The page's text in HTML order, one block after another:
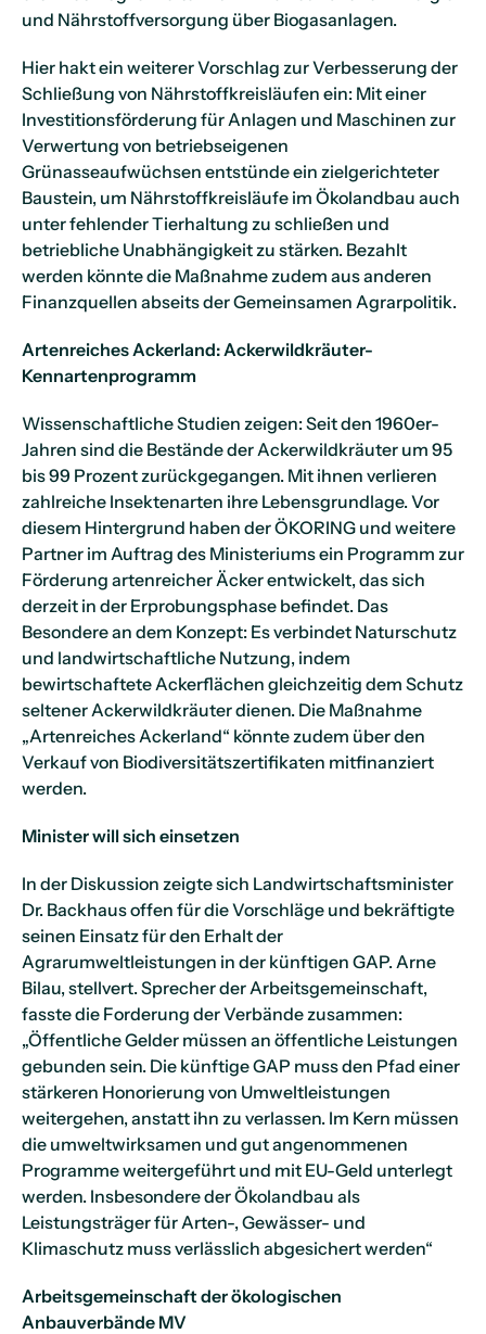
und Nährstoffversorgung über Biogasanlagen.
Hier hakt ein weiterer Vorschlag zur Verbesserung der
Schließung von Nährstoffkreisläufen ein: Mit einer
Investitionsförderung für Anlagen und Maschinen zur
Verwertung von betriebseigenen
Grünasseaufwüchsen entstünde ein zielgerichteter
Baustein, um Nährstoffkreisläufe im Ökolandbau auch
unter fehlender Tierhaltung zu schließen und
betriebliche Unabhängigkeit zu stärken. Bezahlt
werden könnte die Maßnahme zudem aus anderen
Finanzquellen abseits der Gemeinsamen Agrarpolitik.
Artenreiches Ackerland: Ackerwildkräuter-
Kennartenprogramm
Wissenschaftliche Studien zeigen: Seit den 1960er-
Jahren sind die Bestände der Ackerwildkräuter um 95
bis 99 Prozent zurückgegangen. Mit ihnen verlieren
zahlreiche Insektenarten ihre Lebensgrundlage. Vor
diesem Hintergrund haben der ÖKORING und weitere
Partner im Auftrag des Ministeriums ein Programm zur
Förderung artenreicher Äcker entwickelt, das sich
derzeit in der Erprobungsphase befindet. Das
Besondere an dem Konzept: Es verbindet Naturschutz
und landwirtschaftliche Nutzung, indem
bewirtschaftete Ackerflächen gleichzeitig dem Schutz
seltener Ackerwildkräuter dienen. Die Maßnahme
„Artenreiches Ackerland“ könnte zudem über den
Verkauf von Biodiversitätszertifikaten mitfinanziert
werden.
Minister will sich einsetzen
In der Diskussion zeigte sich Landwirtschaftsminister
Dr. Backhaus offen für die Vorschläge und bekräftigte
seinen Einsatz für den Erhalt der
Agrarumweltleistungen in der künftigen GAP. Arne
Bilau, stellvert. Sprecher der Arbeitsgemeinschaft,
fasste die Forderung der Verbände zusammen:
„Öffentliche Gelder müssen an öffentliche Leistungen
gebunden sein. Die künftige GAP muss den Pfad einer
stärkeren Honorierung von Umweltleistungen
weitergehen, anstatt ihn zu verlassen. Im Kern müssen
die umweltwirksamen und gut angenommenen
Programme weitergeführt und mit EU-Geld unterlegt
werden. Insbesondere der Ökolandbau als
Leistungsträger für Arten-, Gewässer- und
Klimaschutz muss verlässlich abgesichert werden“
Arbeitsgemeinschaft der ökologischen
Anbauverbände MV